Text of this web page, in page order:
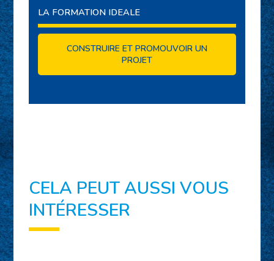
LA FORMATION IDEALE
CONSTRUIRE ET PROMOUVOIR UN
PROJET
CELA PEUT AUSSI VOUS
INTÉRESSER